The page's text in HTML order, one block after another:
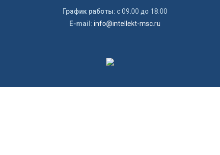
График работы: с 09.00 до 18.00
E-mail: info@intellekt-msc.ru